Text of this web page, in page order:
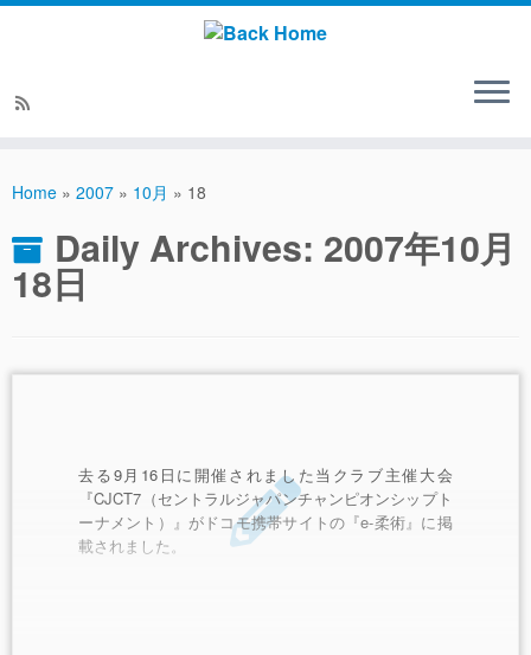
Home » 2007 » 10月 » 18
Daily Archives: 2007年10月
18日
去る9月16日に開催されました当クラブ主催大会
『CJCT7（セントラルジャパンチャンピオンシップト
ーナメント）』がドコモ携帯サイトの『e-柔術』に掲
載されました。